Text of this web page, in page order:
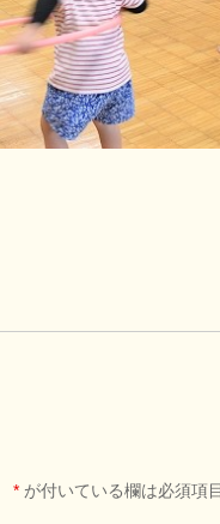
* が付いている欄は必須項